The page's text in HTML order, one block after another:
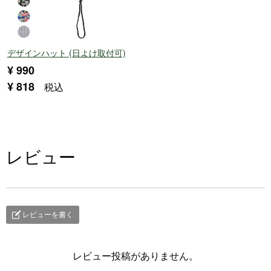
デザインハット (日よけ取付可)
¥ 990
¥ 818 税込
レビュー
レビューを書く
レビュー投稿がありません。